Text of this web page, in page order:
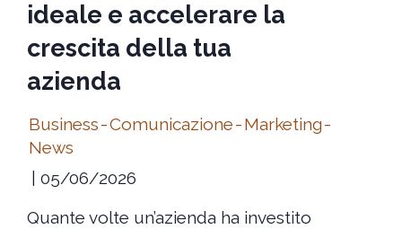
ideale e accelerare la
crescita della tua
azienda
Business-Comunicazione-Marketing-
News
05/06/2026
Quante volte un’azienda ha investito